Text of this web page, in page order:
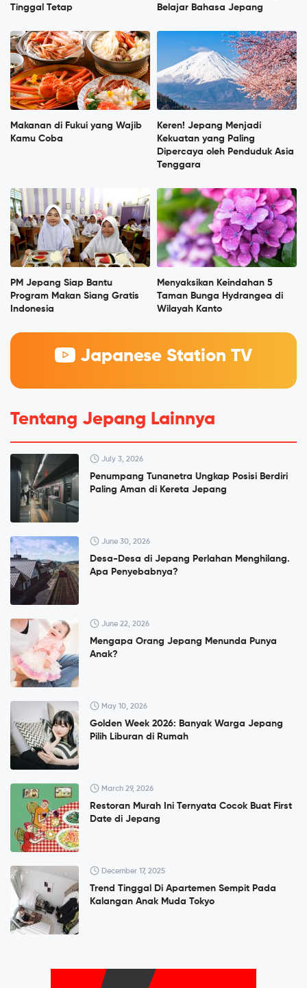
Tinggal Tetap
Belajar Bahasa Jepang
Makanan di Fukui yang Wajib
Kamu Coba
Keren! Jepang Menjadi
Kekuatan yang Paling
Dipercaya oleh Penduduk Asia
Tenggara
PM Jepang Siap Bantu
Program Makan Siang Gratis
Indonesia
Menyaksikan Keindahan 5
Taman Bunga Hydrangea di
Wilayah Kanto
Japanese Station TV
Tentang Jepang Lainnya
July 3, 2026
Penumpang Tunanetra Ungkap Posisi Berdiri
Paling Aman di Kereta Jepang
June 30, 2026
Desa-Desa di Jepang Perlahan Menghilang.
Apa Penyebabnya?
June 22, 2026
Mengapa Orang Jepang Menunda Punya
Anak?
May 10, 2026
Golden Week 2026: Banyak Warga Jepang
Pilih Liburan di Rumah
March 29, 2026
Restoran Murah Ini Ternyata Cocok Buat First
Date di Jepang
December 17, 2025
Trend Tinggal Di Apartemen Sempit Pada
Kalangan Anak Muda Tokyo